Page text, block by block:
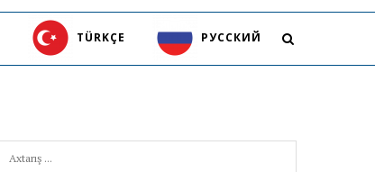
TÜRKÇE PУССКИЙ